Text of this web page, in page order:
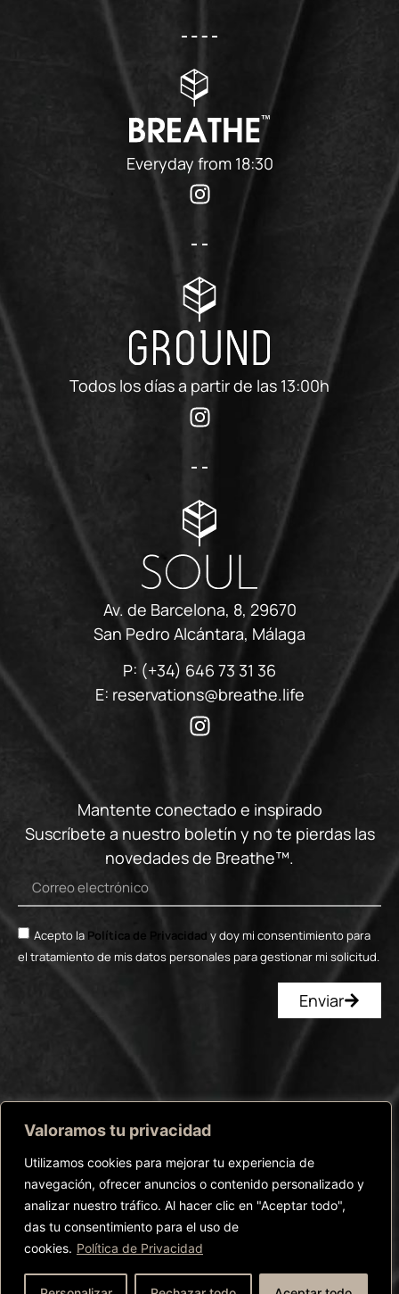
Valoramos tu privacidad
Utilizamos cookies para mejorar tu experiencia de
navegación, ofrecer anuncios o contenido personalizado y
analizar nuestro tráfico. Al hacer clic en "Aceptar todo",
das tu consentimiento para el uso de
cookies. Política de Privacidad
Everyday from 18:30
Todos los días a partir de las 13:00h
Av. de Barcelona, 8, 29670
San Pedro Alcántara, Málaga
P: (+34) 646 73 31 36
E: reservations@breathe.life
Mantente conectado e inspirado
Suscríbete a nuestro boletín y no te pierdas las
novedades de Breathe™.
Acepto la Política de Privacidad y doy mi consentimiento para
el tratamiento de mis datos personales para gestionar mi solicitud.
Enviar
©Copyright Breathe™ – 2025 |Política de Privacidad|Política de
Cookies| Términos y condiciones
Website byRedlinecompany.com